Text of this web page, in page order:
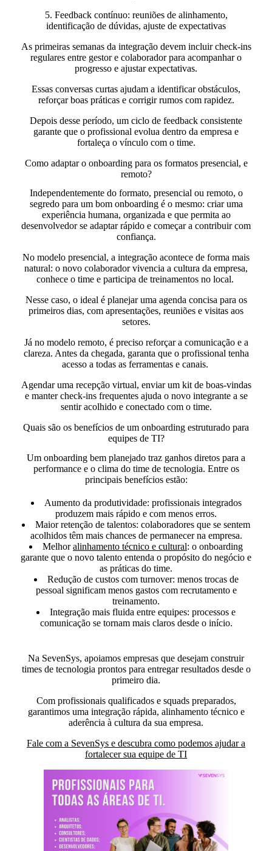
5. Feedback contínuo: reuniões de alinhamento,
identificação de dúvidas, ajuste de expectativas
As primeiras semanas da integração devem incluir check-ins
regulares entre gestor e colaborador para acompanhar o
progresso e ajustar expectativas.
Essas conversas curtas ajudam a identificar obstáculos,
reforçar boas práticas e corrigir rumos com rapidez.
Depois desse período, um ciclo de feedback consistente
garante que o profissional evolua dentro da empresa e
fortaleça o vínculo com o time.
Como adaptar o onboarding para os formatos presencial, e
remoto?
Independentemente do formato, presencial ou remoto, o
segredo para um bom onboarding é o mesmo: criar uma
experiência humana, organizada e que permita ao
desenvolvedorse adaptarrápido e começar a contribuircom
confiança.
No modelo presencial, a integração acontece de forma mais
natural: o novo colaborador vivencia a cultura da empresa,
conhece o time e participa de treinamentos no local.
Nesse caso, o ideal é planejar uma agenda concisa para os
primeiros dias, com apresentações, reuniões e visitas aos
setores.
Já no modelo remoto, é preciso reforçar a comunicação e a
clareza. Antes da chegada, garanta que o profissional tenha
acesso a todas as ferramentas e canais.
Agendar uma recepção virtual, enviar um kit de boas-vindas
e manter check-ins frequentes ajuda o novo integrante a se
sentir acolhido e conectado com o time.
Quais são os benefícios de um onboarding estruturado para
equipes de TI?
Um onboarding bem planejado traz ganhos diretos para a
performance e o clima do time de tecnologia. Entre os
principais benefícios estão:
Aumento da produtividade: profissionais integrados
produzem mais rápido e com menos erros.
Maior retenção de talentos: colaboradores que se sentem
acolhidos têm mais chances de permanecer na empresa.
Melhoralinhamento técnico e cultural: o onboarding
garante que o novo talento entenda o propósito do negócio e
as práticas do time.
Redução de custos com turnover: menos trocas de
pessoal significam menos gastos com recrutamento e
treinamento.
Integração mais fluida entre equipes: processos e
comunicação se tornam mais claros desde o início.
Na SevenSys, apoiamos empresas que desejam construir
times de tecnologia prontos para entregar resultados desde o
primeiro dia.
Com profissionais qualificados e squads preparados,
garantimos uma integração rápida, alinhamento técnico e
aderência à cultura da sua empresa.
Fale com a SevenSys e descubra como podemos ajudar a
fortalecer sua equipe de TI